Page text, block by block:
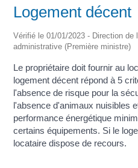
Logement décent
Vérifié le 01/01/2023 - Direction de
administrative (Première ministre)
Le propriétaire doit fournir au
logement décent répond à 5
l'absence de risque pour la
l'absence d'animaux nuisibles
performance énergétique
certains équipements. Si le
locataire dispose de recours.